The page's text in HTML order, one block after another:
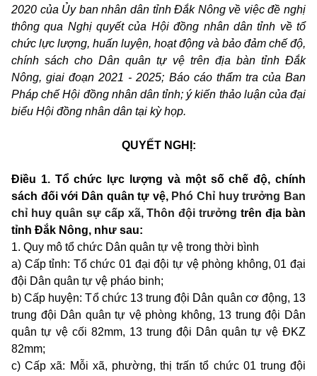
2020 của Ủy ban nhân dân tỉnh Đắk Nông về việc đề nghị
thông qua Nghị quyết của Hội đồng nhân dân tỉnh về tổ
chức lực lượng, huấn luyện, hoạt động và bảo đảm chế độ,
chính sách cho Dân quân tự vệ trên địa bàn tỉnh Đắk
Nông, giai đoạn 2021 - 2025; Báo cáo thẩm tra của Ban
Pháp chế Hội đồng nhân dân tỉnh; ý kiến thảo luận của đại
biểu Hội đồng nhân dân tại kỳ họp.
QUYẾT NGHỊ:
Điều 1. Tổ chức lực lượng và một số chế độ, chính
sách đối với Dân quân tự vệ, Phó Chỉ huy trưởng Ban
chỉ huy quân sự cấp xã, Thôn đội trưởngtrên địa bàn
tỉnh Đắk Nông, như sau:
1. Quy mô tổ chức Dân quân tự vệ trong thời bình
a) Cấp tỉnh: Tổ chức 01 đại đội tự vệ phòng không, 01 đại
đội Dân quân tự vệ pháo binh;
b) Cấp huyện: Tổ chức 13 trung đội Dân quân cơ động, 13
trung đội Dân quân tự vệ phòng không, 13 trung đội Dân
quân tự vệ cối 82mm, 13 trung đội Dân quân tự vệ ĐKZ
82mm;
c) Cấp xã: Mỗi xã, phường, thị trấn tổ chức 01 trung đội